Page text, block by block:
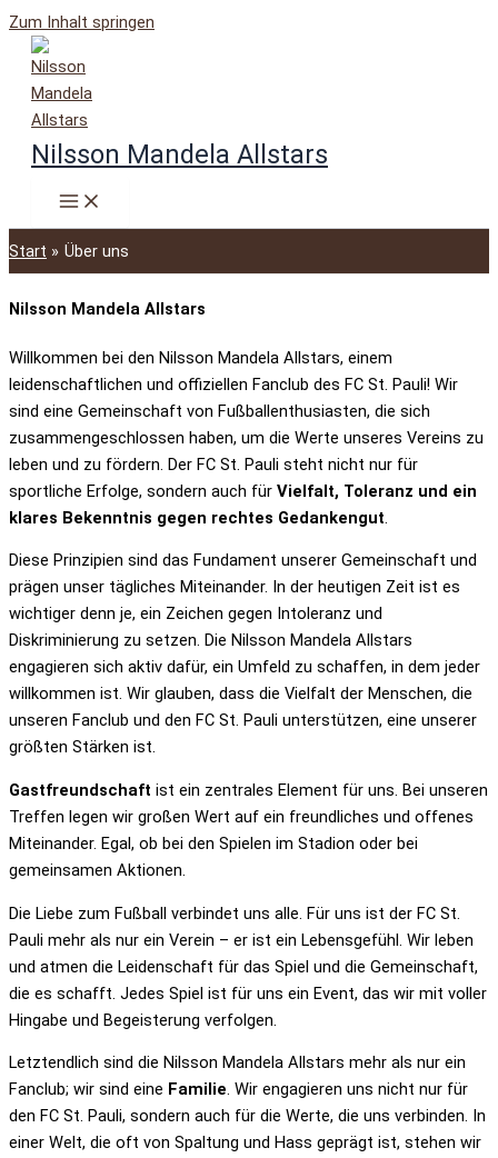
Zum Inhalt springen
Nilsson Mandela Allstars
Start Über uns
Nilsson Mandela Allstars
Willkommen bei den Nilsson Mandela Allstars, einem
leidenschaftlichen und offiziellen Fanclub des FC St. Pauli! Wir
sind eine Gemeinschaft von Fußballenthusiasten, die sich
zusammengeschlossen haben, um die Werte unseres Vereins zu
leben und zu fördern. Der FC St. Pauli steht nicht nur für
sportliche Erfolge, sondern auch für Vielfalt, Toleranz und ein
klares Bekenntnis gegen rechtes Gedankengut.
Diese Prinzipien sind das Fundament unserer Gemeinschaft und
prägen unser tägliches Miteinander. In der heutigen Zeit ist es
wichtiger denn je, ein Zeichen gegen Intoleranz und
Diskriminierung zu setzen. Die Nilsson Mandela Allstars
engagieren sich aktiv dafür, ein Umfeld zu schaffen, in dem jeder
willkommen ist. Wir glauben, dass die Vielfalt der Menschen, die
unseren Fanclub und den FC St. Pauli unterstützen, eine unserer
größten Stärken ist.
Gastfreundschaft ist ein zentrales Element für uns. Bei unseren
Treffen legen wir großen Wert auf ein freundliches und offenes
Miteinander. Egal, ob bei den Spielen im Stadion oder bei
gemeinsamen Aktionen.
Die Liebe zum Fußball verbindet uns alle. Für uns ist der FC St.
Pauli mehr als nur ein Verein – er ist ein Lebensgefühl. Wir leben
und atmen die Leidenschaft für das Spiel und die Gemeinschaft,
die es schafft. Jedes Spiel ist für uns ein Event, das wir mit voller
Hingabe und Begeisterung verfolgen.
Letztendlich sind die Nilsson Mandela Allstars mehr als nur ein
Fanclub; wir sind eine Familie. Wir engagieren uns nicht nur für
den FC St. Pauli, sondern auch für die Werte, die uns verbinden. In
einer Welt, die oft von Spaltung und Hass geprägt ist, stehen wir